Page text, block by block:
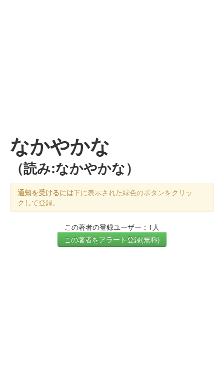
なかやかな
（読み:なかやかな）
通知を受けるには下に表示された緑色のボタンをクリッ
クして登録。
この著者の登録ユーザー：1人
この著者をアラート登録(無料)